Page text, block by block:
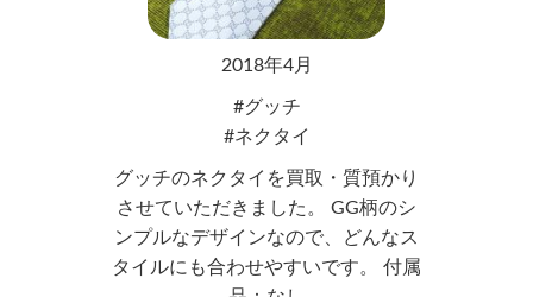
2018年4月
グッチ
ネクタイ
グッチのネクタイを買取・質預かり
させていただきました。 GG柄のシ
ンプルなデザインなので、どんなス
タイルにも合わせやすいです。 付属